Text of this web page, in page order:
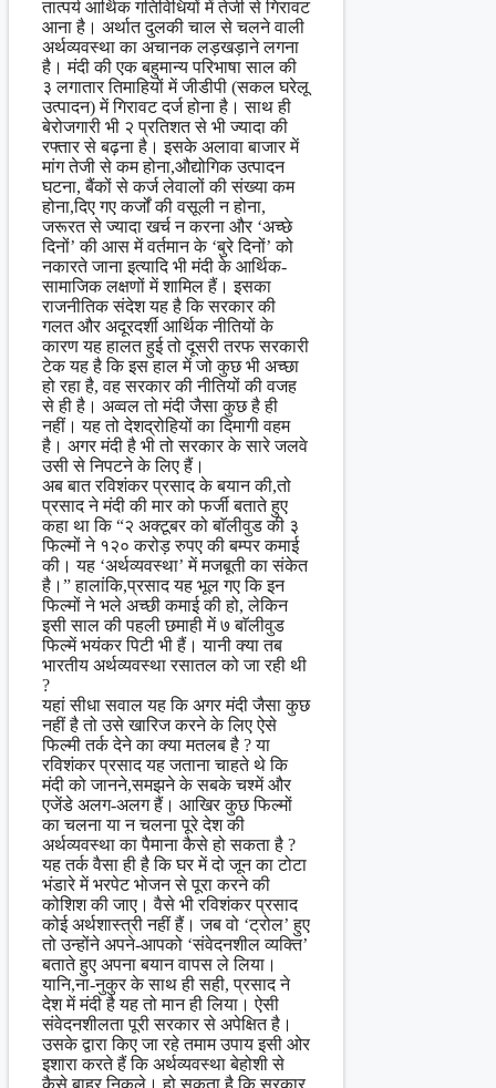
तात्पर्य आर्थिक गति‍विधियों में तेजी से गिरावट
आना है। अर्थात दुलकी चाल से चलने वाली
अर्थव्यवस्था का अचानक लड़खड़ाने लगना
है। मंदी की एक बहुमान्य परिभाषा साल की
३ लगातार तिमाहियों में जीडीपी (सकल घरेलू
उत्पादन) में गिरावट दर्ज होना है। साथ ही
बेरोजगारी भी २ प्रतिशत से भी ज्यादा की
रफ्तार से बढ़ना है। इसके अलावा बाजार में
मांग तेजी से कम होना,औद्योगिक उत्पादन
घटना, बैंकों से कर्ज लेवालों की संख्या कम
होना,दिए गए कर्जों की वसूली न होना,
जरूरत से ज्यादा खर्च न करना और ‘अच्छे
दिनों’ की आस में वर्तमान के ‘बुरे दिनों’ को
नकारते जाना इत्यादि भी मंदी के आर्थिक-
सामाजिक लक्षणों में शामिल हैं। इसका
राजनीतिक संदेश यह है कि सरकार की
गलत और अदूरदर्शी आर्थिक नीतियों के
कारण यह हालत हुई तो दूसरी तरफ सरकारी
टेक यह है कि इस हाल में जो कुछ भी अच्छा
हो रहा है, वह सरकार की नीतियों की वजह
से ही है। अव्वल तो मंदी जैसा कुछ है ही
नहीं। यह तो देशद्रोहियों का दिमागी वहम
है। अगर मंदी है भी तो सरकार के सारे जलवे
उसी से निपटने के लिए हैं।
अब बात रविशंकर प्रसाद के बयान की,तो
प्रसाद ने मंदी की मार को फर्जी बताते हुए
कहा था कि “२ अक्टूबर को बाॅलीवुड की ३
फिल्मों ने १२० करोड़ रुपए की बम्पर कमाई
की। यह ‘अर्थव्यवस्था’ में मजबूती का संकेत
है।” हालांकि,प्रसाद यह भूल गए कि इन
फिल्मों ने भले अच्छी कमाई की हो, लेकिन
इसी साल की पहली छमाही में ७ बाॅलीवुड
फिल्में भयंकर पिटी भी हैं। यानी क्या तब
भारतीय अर्थव्यवस्था रसातल को जा रही थी
?
यहां सीधा सवाल यह कि अगर मंदी जैसा कुछ
नहीं है तो उसे खारिज करने के लिए ऐसे
फिल्मी तर्क देने का क्या मतलब है ? या
रविशंकर प्रसाद यह जताना चाहते थे कि
मंदी को जानने,समझने के सबके चश्में और
एजेंडे अलग-अलग हैं। आखिर कुछ फिल्मों
का चलना या न चलना पूरे देश की
अर्थव्यवस्था का पैमाना कैसे हो सकता है ?
यह तर्क वैसा ही है कि घर में दो जून का टोटा
भंडारे में भरपेट भोजन से पूरा करने की
कोशिश की जाए। वैसे भी रविशंकर प्रसाद
कोई अर्थशास्त्री नहीं हैं। जब वो ‘ट्रोल’ हुए
तो उन्होंने अपने-आपको ‘संवेदनशील व्यक्ति’
बताते हुए अपना बयान वापस ले लिया।
यानि,ना-नुकुर के साथ ही सही, प्रसाद ने
देश में मंदी है यह तो मान ही लिया। ऐसी
संवेदनशीलता पूरी सरकार से अपेक्षित है।
उसके द्वारा किए जा रहे तमाम उपाय इसी ओर
इशारा करते हैं कि अर्थव्यवस्था बेहोशी से